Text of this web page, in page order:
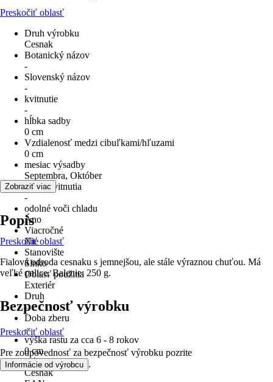
Preskočiť oblasť
Druh výrobku
Cesnak
Botanický názov
-
Slovenský názov
-
kvitnutie
-
hĺbka sadby
0 cm
Vzdialenosť medzi cibuľkami/hľuzami
0 cm
mesiac výsadby
Septembra, Október
Doba kvitnutia
-
odolné voči chladu
Áno
Viacročné
Nie
Stanovište
Slnko
Oblasť použitia
Exteriér
Druh
-
Doba zberu
-
výška rastu za cca 6 - 8 rokov
0 cm
Názov rastliny
Cesnak
Zobraziť viac
Popis
Preskočiť oblasť
Fialová odroda cesnaku s jemnejšou, ale stále výraznou chuťou. Má
veľké palice. Balenie: 250 g.
Bezpečnosť výrobku
Preskočiť oblasť
Pre zodpovednosť za bezpečnosť výrobku pozrite
Informácie od výrobcu .